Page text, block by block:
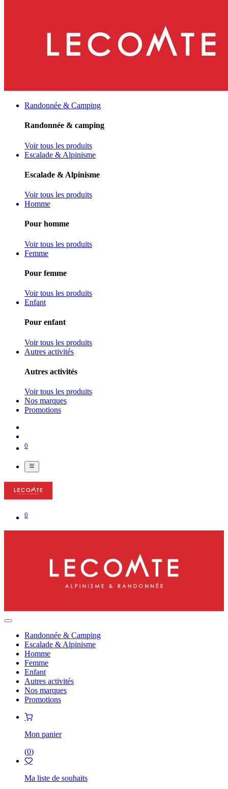
Randonnée & Camping
Randonnée & camping
Voir tous les produits
Escalade & Alpinisme
Escalade & Alpinisme
Voir tous les produits
Homme
Pour homme
Voir tous les produits
Femme
Pour femme
Voir tous les produits
Enfant
Pour enfant
Voir tous les produits
Autres activités
Autres activités
Voir tous les produits
Nos marques
Promotions
0
0
Randonnée & Camping
Escalade & Alpinisme
Homme
Femme
Enfant
Autres activités
Nos marques
Promotions
Mon panier
(0)
Ma liste de souhaits